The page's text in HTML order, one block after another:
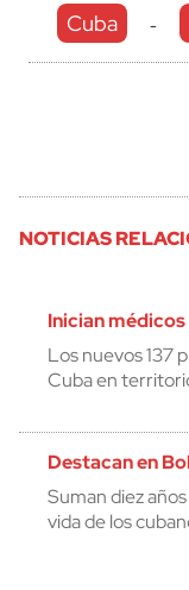
Cuba -
NOTICIAS
Inician
Los nuevos 137
Cuba en
Destacan en
Suman diez
vida de los